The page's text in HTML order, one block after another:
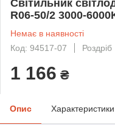
Світильник
R06-50/2 3000-
Немає в наявності
Код: 94517-07
Роздріб
1 166 ₴
Опис Характеристики